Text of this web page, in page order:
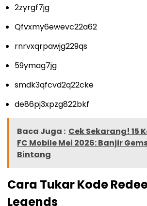
2zyrgf7jg
Qfvxmy6ewevc22a62
rnrvxqrpawjg229qs
59ymag7jg
smdk3qfcvd2q22cke
de86pj3xpzg822bkf
Baca Juga : Cek Sekarang! 15
FC Mobile Mei 2026: Banjir
Bintang
Cara Tukar Kode
Legends